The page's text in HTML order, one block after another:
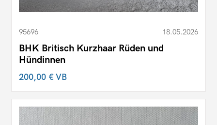
95696 18.05.2026
BHK Britisch Kurzhaar Rüden und
Hündinnen
200,00 €VB